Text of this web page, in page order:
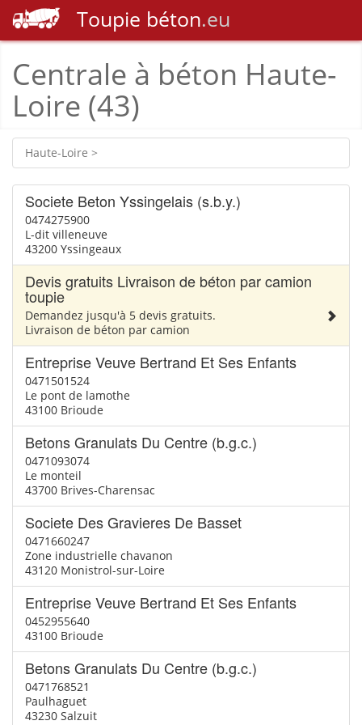
Toupie béton.eu
Centrale à béton Haute-
Loire (43)
Haute-Loire >
Societe Beton Yssingelais (s.b.y.)
0474275900
L-dit villeneuve
43200 Yssingeaux
Devis gratuits Livraison de béton par camion
toupie
Demandez jusqu'à 5 devis gratuits.
Livraison de béton par camion
Entreprise Veuve Bertrand Et Ses Enfants
0471501524
Le pont de lamothe
43100 Brioude
Betons Granulats Du Centre (b.g.c.)
0471093074
Le monteil
43700 Brives-Charensac
Societe Des Gravieres De Basset
0471660247
Zone industrielle chavanon
43120 Monistrol-sur-Loire
Entreprise Veuve Bertrand Et Ses Enfants
0452955640
43100 Brioude
Betons Granulats Du Centre (b.g.c.)
0471768521
Paulhaguet
43230 Salzuit